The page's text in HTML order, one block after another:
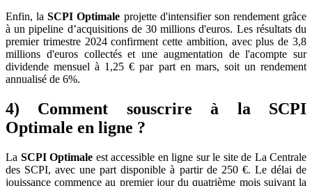
Enfin, laSCPI Optimale projette d'intensifier son rendement grâce
à un pipeline d’acquisitions de 30 millions d'euros. Les résultats du
premier trimestre 2024 confirment cette ambition, avec plus de 3,8
millions d'euros collectés et une augmentation de l'acompte sur
dividende mensuel à 1,25 € par part en mars, soit un rendement
annualisé de 6%.
4) Comment souscrire à la SCPI
Optimale en ligne ?
La SCPI Optimale est accessible en ligne sur le site de La Centrale
des SCPI, avec une part disponible à partir de 250 €. Le délai de
jouissance commence au premier jour du quatrième mois suivant la